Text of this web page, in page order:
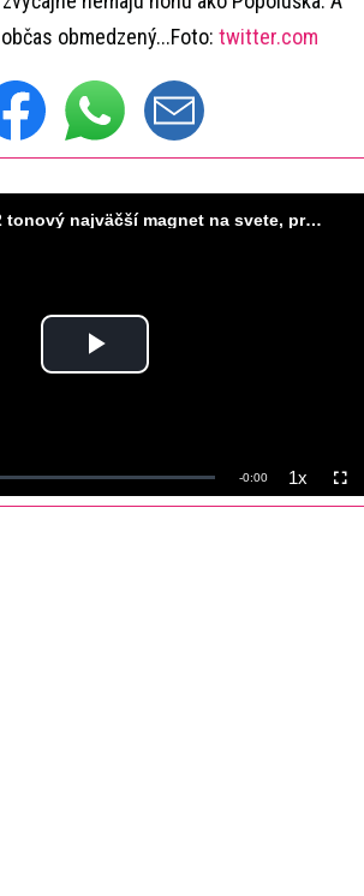
obmedzený...Foto: twitter.com
Play
:
Remaining
-0:00 1xPlayback
Rate
Čína dokončila 582 tonový najväčší magnet na svete, pripravený na stavbu umelého Slnka